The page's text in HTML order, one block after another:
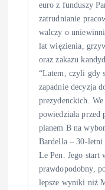
euro z funduszy
zatrudnianie
walczy o
lat więzienia,
oraz zakazu
“Latem, czyli gdy
zapadnie decyzja
prezydenckich.
powiedziała
planem B na
Bardella – 30-
Le Pen. Jego start
prawdopodobny,
lepsze wyniki niż